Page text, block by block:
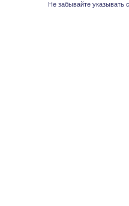
Не забывайте указывать